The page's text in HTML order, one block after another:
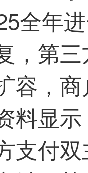
全年
，第
容，
料显
支付